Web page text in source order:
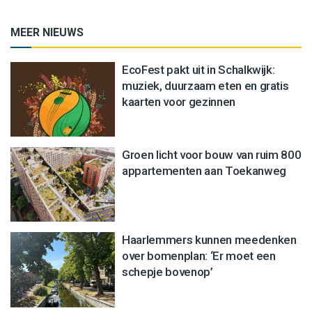
MEER NIEUWS
EcoFest pakt uit in Schalkwijk:
muziek, duurzaam eten en gratis
kaarten voor gezinnen
Groen licht voor bouw van ruim 800
appartementen aan Toekanweg
Haarlemmers kunnen meedenken
over bomenplan: ‘Er moet een
schepje bovenop’